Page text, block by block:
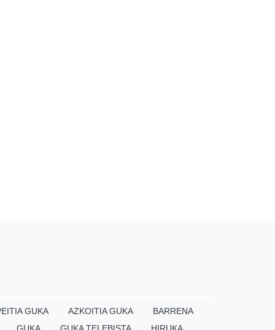
GUKA AZKOITIA GUKA
BARRENA
GUKA
GUKA TELEBISTA HIRUKA